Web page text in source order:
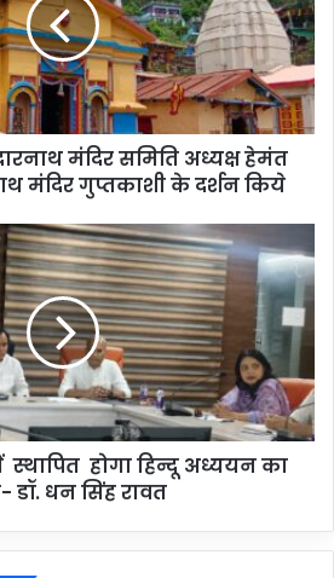
मंदिर समिति अध्यक्ष हेमंत
मंदिर गुप्तकाशी के दर्शन किये
स्थापित होगा हिन्दू अध्ययन का
डॉ. धन सिंह रावत